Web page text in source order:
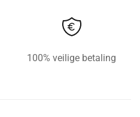
100% veilige betaling